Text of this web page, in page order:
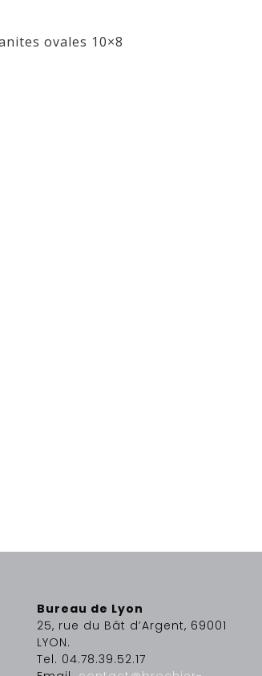
ovales 10×8
Bureau de Lyon
25, rue du Bât d’Argent, 69001
LYON.
Tel. 04.78.39.52.17